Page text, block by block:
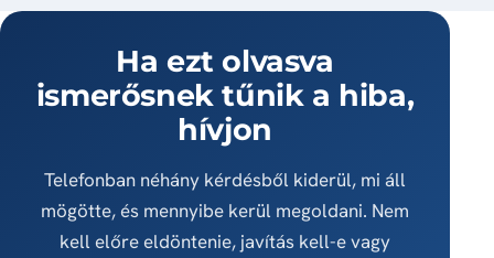
Ha ezt olvasva
ismerősnek tűnik a hiba,
hívjon
Telefonban néhány kérdésből kiderül, mi áll
mögötte, és mennyibe kerül megoldani. Nem
kell előre eldöntenie, javítás kell-e vagy